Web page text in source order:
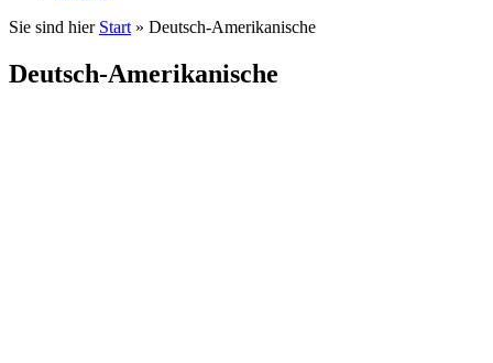
Sie sind hier Start » Deutsch-Amerikanische
Deutsch-Amerikanische